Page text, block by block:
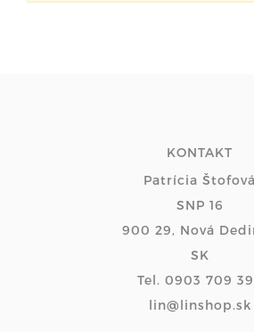
KONTAKT
Patrícia Štofová
SNP 16
900 29, Nová
SK
Tel. 0903 709
lin@linshop.sk